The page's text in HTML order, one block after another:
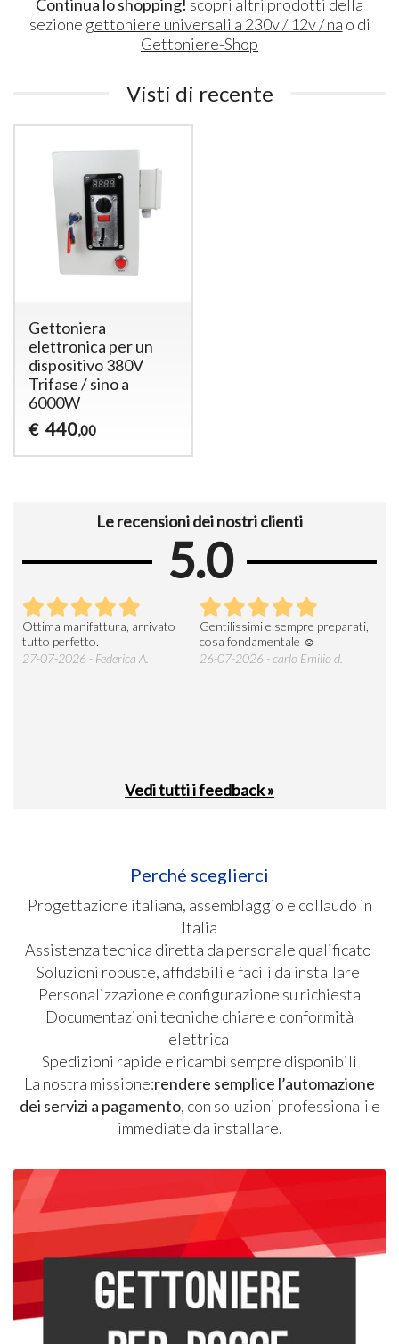
Continua lo shopping! scopri altri prodotti della
sezione gettoniere universali a 230v / 12v / na o di
Gettoniere-Shop
Visti di recente
Gettoniera
elettronica per un
dispositivo 380V
Trifase / sino a
6000W
€ 440,00
Le recensioni dei nostri clienti
5.0
Ottima manifattura, arrivato
tutto perfetto.
27-07-2026 - Federica A.
Gentilissimi e sempre preparati,
cosa fondamentale ☺️
26-07-2026 - carlo Emilio d.
Vedi tutti i feedback »
Perché sceglierci
Progettazione italiana, assemblaggio e collaudo in
Italia
Assistenza tecnica diretta da personale qualificato
Soluzioni robuste, affidabili e facili da installare
Personalizzazione e configurazione su richiesta
Documentazioni tecniche chiare e conformità
elettrica
Spedizioni rapide e ricambi sempre disponibili
La nostra missione:rendere semplice l’automazione
dei servizi a pagamento, con soluzioni professionali e
immediate da installare.